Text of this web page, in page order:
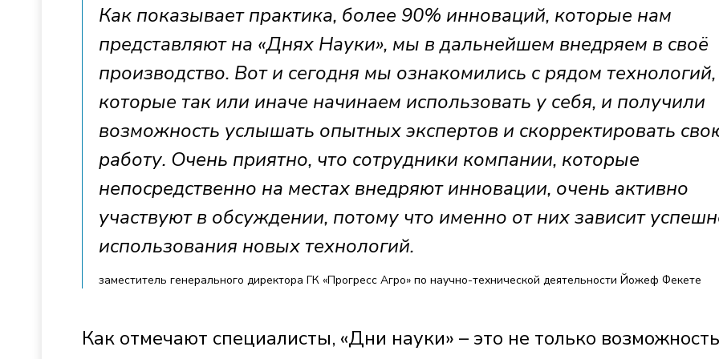
Как показывает практика, более 90% инноваций, которые нам
представляют на «Днях Науки», мы в дальнейшем внедряем в своё
производство. Вот и сегодня мы ознакомились с рядом технологий,
которые так или иначе начинаем использовать у себя, и получили
возможность услышать опытных экспертов и скорректировать
работу. Очень приятно, что сотрудники компании, которые
непосредственно на местах внедряют инновации, очень активно
участвуют в обсуждении, потому что именно от них зависит
использования новых технологий.
заместитель генерального директора ГК «Прогресс Агро» по научно-технической деятельности Йожеф Фекете
Как отмечают специалисты, «Дни науки» – это не только возможность